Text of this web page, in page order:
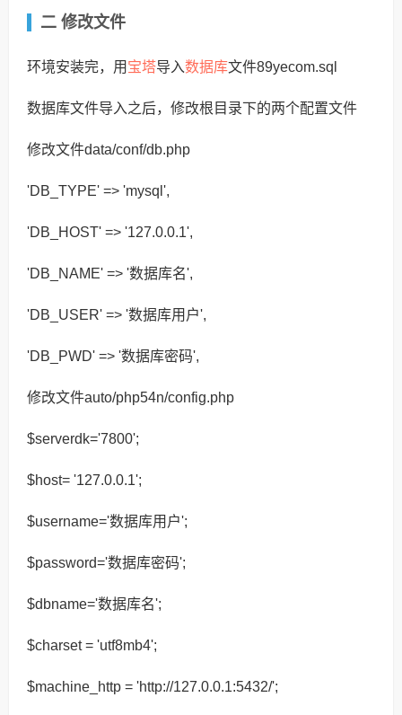
二 修改文件
环境安装完，用 宝塔导入数据库文件89yecom.sql
数据库文件导入之后，修改根目录下的两个配置文件
修改文件data/conf/db.php
'DB_TYPE' => 'mysql',
'DB_HOST' => '127.0.0.1',
'DB_NAME' => '数据库名',
'DB_USER' => '数据库用户',
'DB_PWD' => '数据库密码',
修改文件auto/php54n/config.php
$serverdk='7800';
$host= '127.0.0.1';
$username='数据库用户';
$password='数据库密码';
$dbname='数据库名';
$charset = 'utf8mb4';
$machine_http = 'http://127.0.0.1:5432/';